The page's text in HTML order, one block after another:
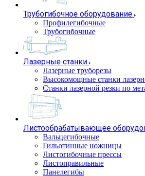
Трубогибочное оборудование
Профилегибочные
Трубогибочные
Лазерные станки
Лазерные труборезы
Высокомощные станки
Станки лазерной резки по
Листообрабатывающее
Вальцегибочные
Гильотинные ножницы
Листогибочные прессы
Листоправильные
Панелегибы